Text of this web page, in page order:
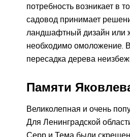
потребность возникает в
садовод принимает
ландшафтный дизайн или
необходимо омоложение.
пересадка дерева
Памяти
Великолепная и очень
Для Ленинградской